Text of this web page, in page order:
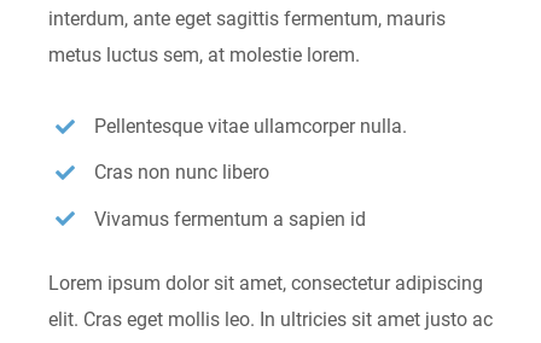
interdum, ante eget sagittis fermentum, mauris
metus luctus sem, at molestie lorem.
Pellentesque vitae ullamcorper nulla.
Cras non nunc libero
Vivamus fermentum a sapien id
Lorem ipsum dolor sit amet, consectetur adipiscing
elit. Cras eget mollis leo. In ultricies sit amet justo ac